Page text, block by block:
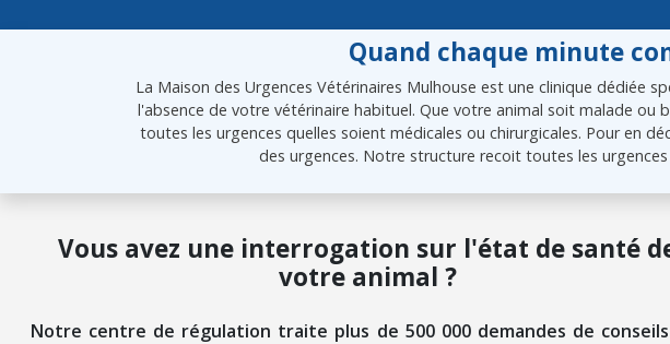
Quand chaque minute
La Maison des Urgences Vétérinaires Mulhouse est une clinique dédiée
l'absence de votre vétérinaire habituel. Que votre animal soit malade
toutes les urgences quelles soient médicales ou chirurgicales. Pour en
des urgences. Notre structure recoit toutes les
Vous avez une interrogation sur l'état de santé
votre animal ?
Notre centre de régulation traite plus de 500 000 demandes de